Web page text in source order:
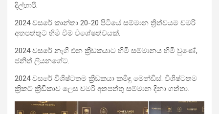
දිල්හාරි.
2024 වසරේ කාන්තා 20-20 පිටියේ සම්මාන ත්‍රිත්වයම චමරි
අතපත්තුට හිමි වීම විශේෂත්වයක්.
2024 වසරේ නැගී එන ක්‍රීඩකයාට හිමි සම්මානය හිමි වුණේ,
ජනිත් ලියනගේට.
2024 වසරේ විශිෂ්ටතම ක්‍රීඩකයා කමිඳු මෙන්ඩිස්. විශිෂ්ටතම
ක්‍රිකට් ක්‍රීඩිකාව ලෙස චමරි අතපත්තු සම්මාන දිනා ගත්තා.